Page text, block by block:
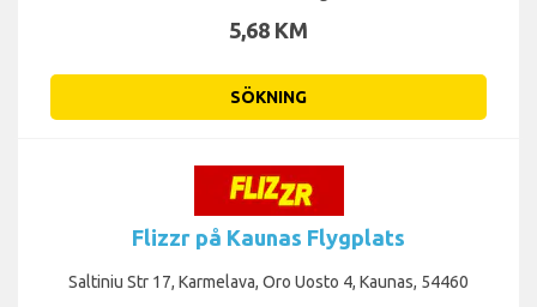
5,68 KM
SÖKNING
Flizzr på Kaunas Flygplats
Saltiniu Str 17, Karmelava, Oro Uosto 4, Kaunas, 54460